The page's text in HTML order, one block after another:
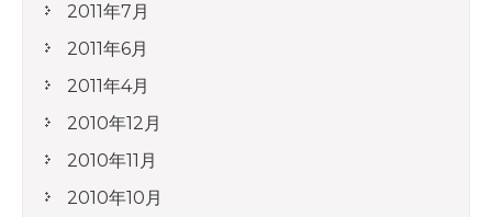
2011年7月
2011年6月
2011年4月
2010年12月
2010年11月
2010年10月